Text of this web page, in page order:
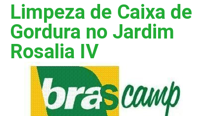
Limpeza de Caixa de
Gordura no Jardim
Rosalia IV